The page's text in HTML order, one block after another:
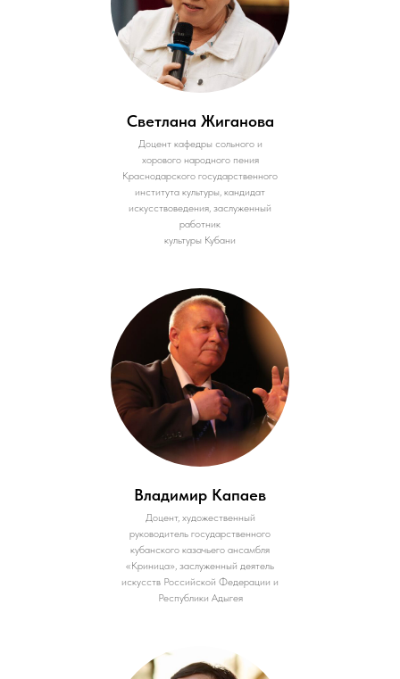
Светлана Жиганова
Доцент кафедры сольного и
хорового народного пения
Краснодарского государственного
института культуры, кандидат
искусствоведения, заслуженный
работник
культуры Кубани
Владимир Капаев
Доцент, художественный
руководитель государственного
кубанского казачьего ансамбля
«Криница», заслуженный деятель
искусств Российской Федерации и
Республики Адыгея